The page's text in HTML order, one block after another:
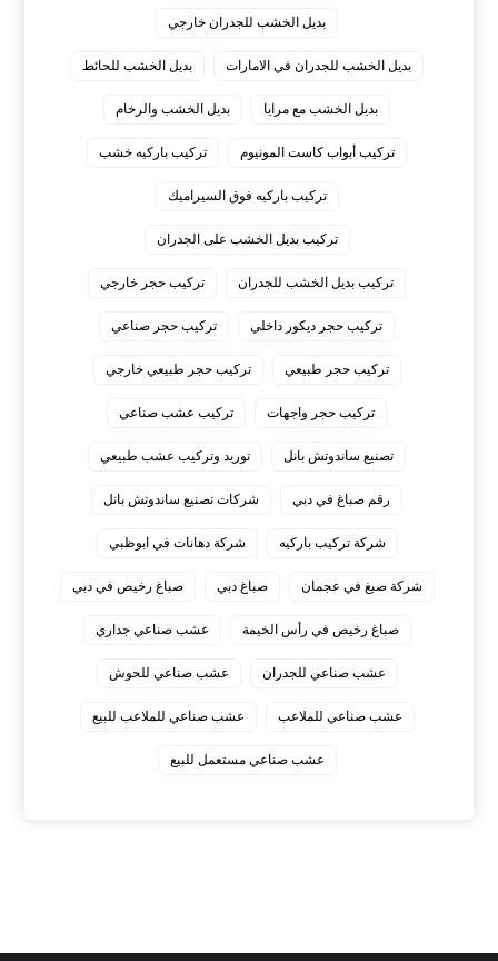
بديل الخشب للجدران خارجي
بديل الخشب للجدران في الامارات بديل الخشب للحائط
بديل الخشب مع مرايا بديل الخشب والرخام
تركيب أبواب كاست المونيوم تركيب باركيه خشب
تركيب باركيه فوق السيراميك
تركيب بديل الخشب على الجدران
تركيب بديل الخشب للجدران تركيب حجر خارجي
تركيب حجر ديكور داخلي تركيب حجر صناعي
تركيب حجر طبيعي تركيب حجر طبيعي خارجي
تركيب حجر واجهات تركيب عشب صناعي
تصنيع ساندوتش بانل توريد وتركيب عشب طبيعي
رقم صباغ في دبي شركات تصنيع ساندوتش بانل
شركة تركيب باركيه شركة دهانات في ابوظبي
شركة صبغ في عجمان صباغ دبي صباغ رخيص في دبي
صباغ رخيص في رأس الخيمة عشب صناعي جداري
عشب صناعي للجدران عشب صناعي للحوش
عشب صناعي للملاعب عشب صناعي للملاعب للبيع
عشب صناعي مستعمل للبيع